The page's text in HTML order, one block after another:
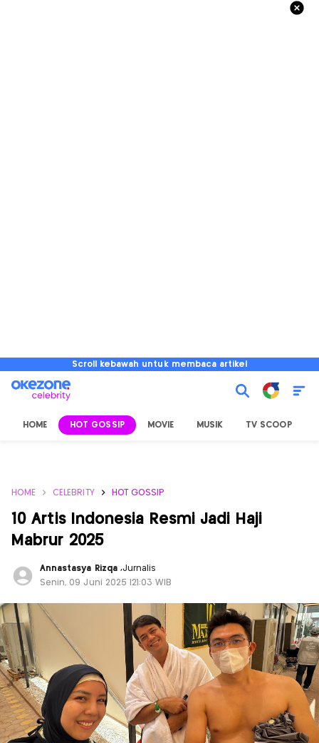
Scroll kebawah untuk membaca artikel
HOME HOT GOSSIP MOVIE MUSIK TV SCOOP
HOME CELEBRITY HOT GOSSIP
10 Artis Indonesia Resmi Jadi Haji
Mabrur 2025
Annastasya Rizqa ,Jurnalis
Senin, 09 Juni 2025 |21:03 WIB